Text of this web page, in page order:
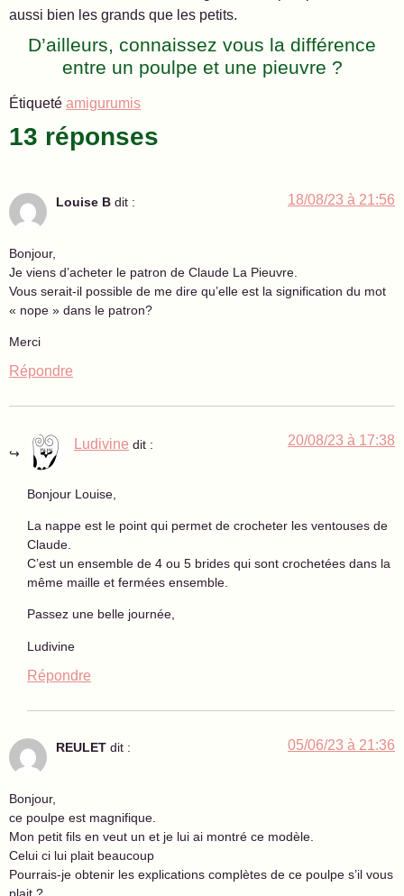
D’ailleurs, connaissez vous la différence
entre un poulpe et une pieuvre ?
Étiqueté amigurumis
13 réponses
Louise B dit : 18/08/23 à 21:56
Bonjour,
Je viens d’acheter le patron de Claude La Pieuvre.
Vous serait-il possible de me dire qu’elle est la signification du mot
« nope » dans le patron?
Merci
Répondre
Ludivine dit : 20/08/23 à 17:38
Bonjour Louise,
La nappe est le point qui permet de crocheter les ventouses de
Claude.
C’est un ensemble de 4 ou 5 brides qui sont crochetées dans la
même maille et fermées ensemble.
Passez une belle journée,
Ludivine
Répondre
REULET dit : 05/06/23 à 21:36
Bonjour,
ce poulpe est magnifique.
Mon petit fils en veut un et je lui ai montré ce modèle.
Celui ci lui plait beaucoup
Pourrais-je obtenir les explications complètes de ce poulpe s’il vous
plait ?